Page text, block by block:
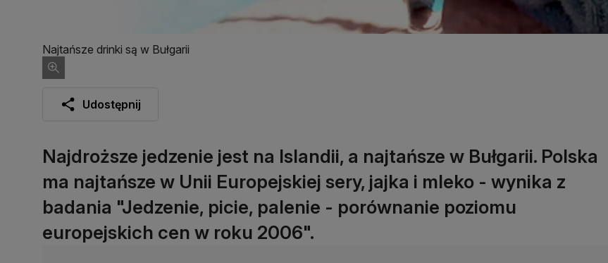
Najtańsze drinki są w Bułgarii
Udostępnij
Najdroższe jedzenie jest na Islandii, a najtańsze w Bułgarii. Polska
ma najtańsze w Unii Europejskiej sery, jajka i mleko - wynika z
badania "Jedzenie, picie, palenie - porównanie poziomu
europejskich cen w roku 2006".